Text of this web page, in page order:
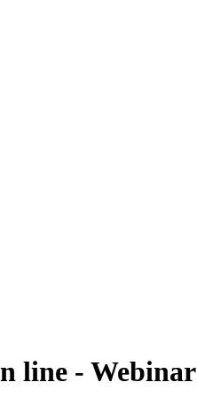
line - Webinar